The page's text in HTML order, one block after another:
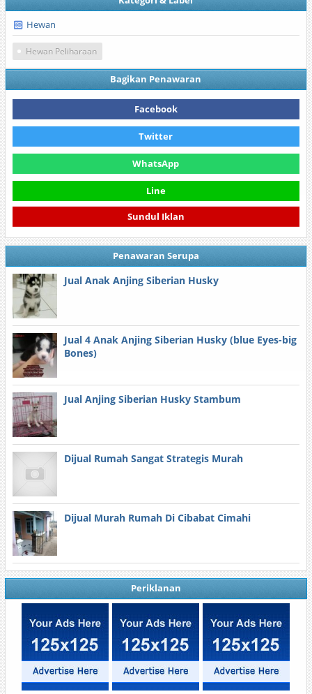
Hewan
Hewan Peliharaan
Bagikan Penawaran
Facebook
Twitter
WhatsApp
Line
Sundul Iklan
Penawaran Serupa
Jual Anak Anjing Siberian Husky
Jual 4 Anak Anjing Siberian Husky (blue Eyes-big
Bones)
Jual Anjing Siberian Husky Stambum
Dijual Rumah Sangat Strategis Murah
Dijual Murah Rumah Di Cibabat Cimahi
Periklanan